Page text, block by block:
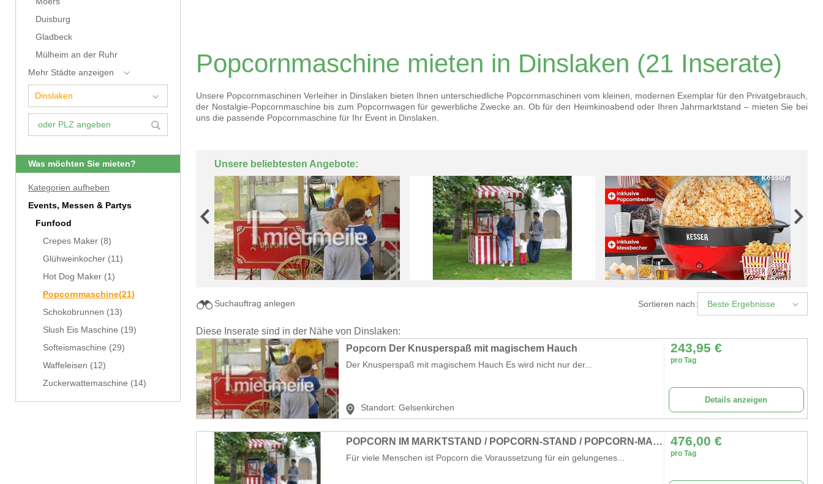
Duisburg
Gladbeck
Mülheim an der Ruhr
Mehr Städte anzeigen
Was möchten Sie mieten?
Kategorien aufheben
Events, Messen & Partys
Funfood
Crepes Maker (8)
Glühweinkocher (11)
Hot Dog Maker (1)
Popcornmaschine(21)
Schokobrunnen (13)
Slush Eis Maschine (19)
Softeismaschine (29)
Waffeleisen (12)
Zuckerwattemaschine (14)
Popcornmaschine mieten in Dinslaken (21 Inserate)
Unsere Popcornmaschinen Verleiher in Dinslaken bieten Ihnen unterschiedliche Popcornmaschinen vom kleinen, modernen Exemplar für den Privatgebrauch,
der Nostalgie-Popcornmaschine bis zum Popcornwagen für gewerbliche Zwecke an. Ob für den Heimkinoabend oder Ihren Jahrmarktstand – mieten Sie bei
uns die passende Popcornmaschine für Ihr Event in Dinslaken.
Unsere beliebtesten Angebote:
Sortieren nach: Beste Ergebnisse
Suchauftrag anlegen
Diese Inserate sind in der Nähe von Dinslaken:
Popcorn Der Knusperspaß mit magischem Hauch
Der Knusperspaß mit magischem Hauch Es wird nicht nur der...
Standort: Gelsenkirchen
243,95 €
pro Tag
Details anzeigen
POPCORN IM MARKTSTAND / POPCORN-STAND / POPCORN-MASCHINE
Für viele Menschen ist Popcorn die Voraussetzung für ein gelungenes...
476,00 €
pro Tag